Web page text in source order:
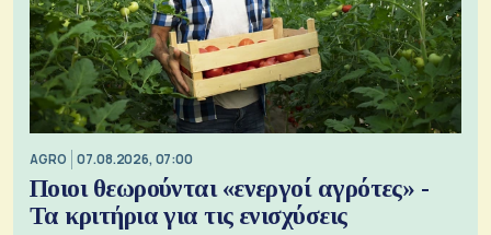
AGRO 07.08.2026, 07:00
Ποιοι θεωρούνται «ενεργοί αγρότες» -
Τα κριτήρια για τις ενισχύσεις